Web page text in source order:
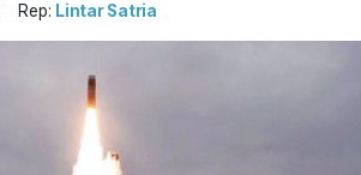
Rep: Lintar Satria